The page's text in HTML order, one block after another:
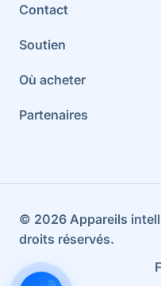
Contact
Soutien
Où acheter
Partenaires
© 2026 Appareils
droits réservés.